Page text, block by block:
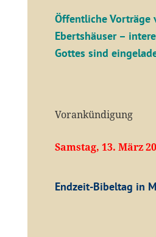
Öffentliche Vorträge
Ebertshäuser –
Gottes sind
Vorankündigung
Samstag, 13. März
Endzeit-Bibeltag in